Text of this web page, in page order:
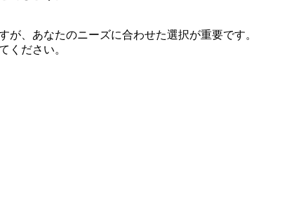
、あなたのニーズに合わせた選択が重要です。
ください。